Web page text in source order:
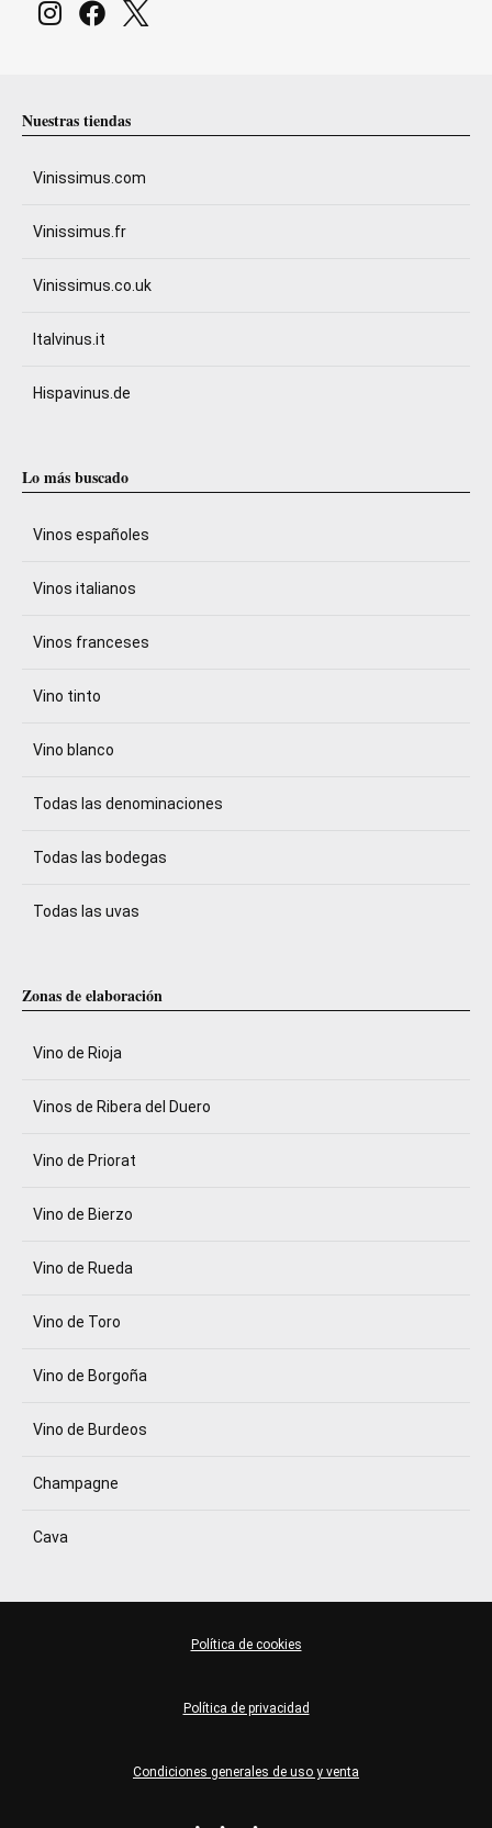
Nuestras tiendas
Vinissimus.com
Vinissimus.fr
Vinissimus.co.uk
Italvinus.it
Hispavinus.de
Lo más buscado
Vinos españoles
Vinos italianos
Vinos franceses
Vino tinto
Vino blanco
Todas las denominaciones
Todas las bodegas
Todas las uvas
Zonas de elaboración
Vino de Rioja
Vinos de Ribera del Duero
Vino de Priorat
Vino de Bierzo
Vino de Rueda
Vino de Toro
Vino de Borgoña
Vino de Burdeos
Champagne
Cava
Condiciones generales de uso y venta
Política de privacidad
Política de cookies